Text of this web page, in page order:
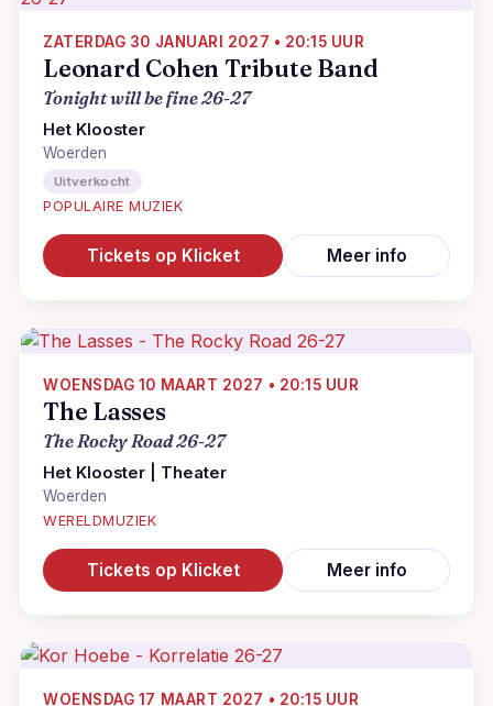
ZATERDAG 30 JANUARI 2027 • 20:15 UUR
Leonard Cohen Tribute Band
Tonight will be fine 26-27
Het Klooster
Woerden
Uitverkocht
POPULAIRE MUZIEK
Tickets op Klicket Meer info
WOENSDAG 10 MAART 2027 • 20:15 UUR
The Lasses
The Rocky Road 26-27
Het Klooster | Theater
Woerden
WERELDMUZIEK
Tickets op Klicket Meer info
WOENSDAG 17 MAART 2027 • 20:15 UUR